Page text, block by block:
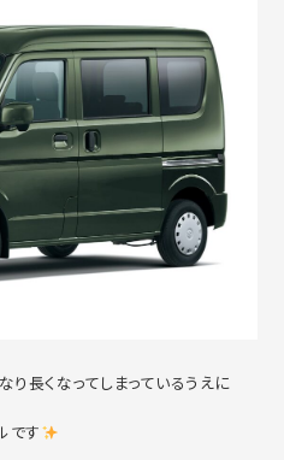
長くなってしまっているうえに
です